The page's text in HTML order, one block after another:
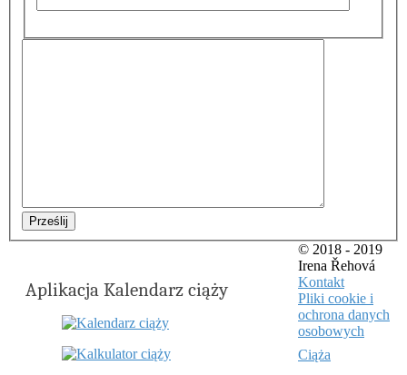
Prześlij
Aplikacja Kalendarz ciąży
© 2018 - 2019
Irena Řehová
Kontakt
Pliki cookie i
ochrona danych
osobowych
Ciąża